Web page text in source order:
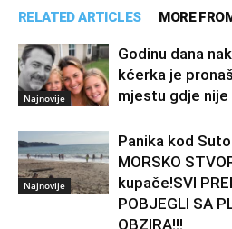
RELATED ARTICLES MORE
Najnovije
Godinu dana
kćerka je
mjestu gdje
Najnovije
Panika kod
MORSKO
kupače!SVI
POBJEGLI SA
OBZIRA!!!